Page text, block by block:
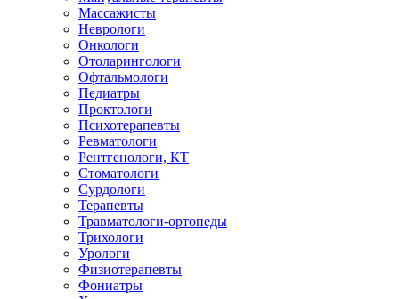
Массажисты
Неврологи
Онкологи
Отоларингологи
Офтальмологи
Педиатры
Проктологи
Психотерапевты
Ревматологи
Рентгенологи, КТ
Стоматологи
Сурдологи
Терапевты
Травматологи-ортопеды
Трихологи
Урологи
Физиотерапевты
Фониатры